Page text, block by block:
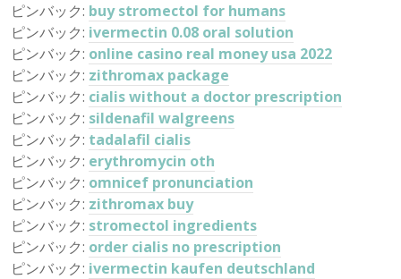
ピンバック: buy stromectol for humans
ピンバック: ivermectin 0.08 oral solution
ピンバック: online casino real money usa 2022
ピンバック: zithromax package
ピンバック: cialis without a doctor prescription
ピンバック: sildenafil walgreens
ピンバック: tadalafil cialis
ピンバック: erythromycin oth
ピンバック: omnicef pronunciation
ピンバック: zithromax buy
ピンバック: stromectol ingredients
ピンバック: order cialis no prescription
ピンバック: ivermectin kaufen deutschland